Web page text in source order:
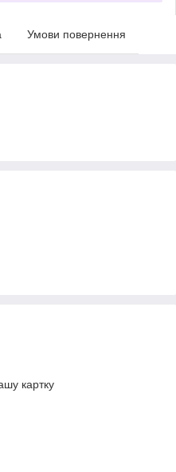
Умови повернення
картку